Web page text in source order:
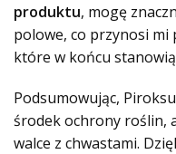
produktu, mogę
polowe, co przynosi mi
które w końcu
Podsumowując,
środek ochrony roślin,
walce z chwastami.